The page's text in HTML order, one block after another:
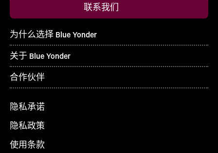
联系我们
为什么选择 Blue Yonder
关于 Blue Yonder
合作伙伴
隐私承诺
隐私政策
使用条款